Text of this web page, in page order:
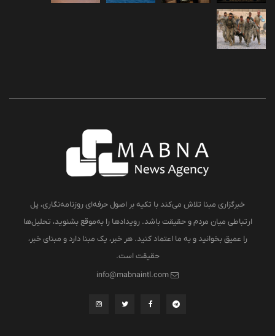
خبرگزاری مبنا تلاش می‌کند با تکیه بر اصول حرفه‌ای روزنامه‌نگاری، پل
ارتباطی میان مردم و حقیقت باشد. رویدادها را به‌موقع بشنوید، تحلیل‌ها
را عمیق بخوانید و به ما اعتماد کنید. هر خبر، یک مبنا دارد و مبنای خبر،
حقیقت است.
info@mabnaintl.com